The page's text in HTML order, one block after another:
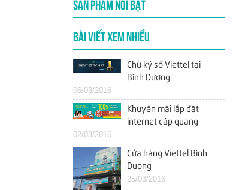
SẢN PHẨM NỔI BẬT
BÀI VIẾT XEM NHIỀU
Chữ ký số Viettel tại
Bình Dương
06/03/2016
Khuyến mãi lắp đặt
internet cáp quang
Bình Dương
02/03/2016
Cửa hàng Viettel Bình
Dương
25/03/2016